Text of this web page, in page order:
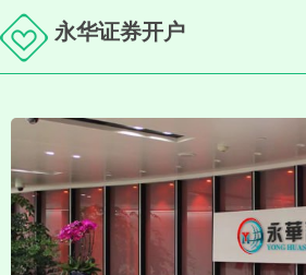
永华证券开户